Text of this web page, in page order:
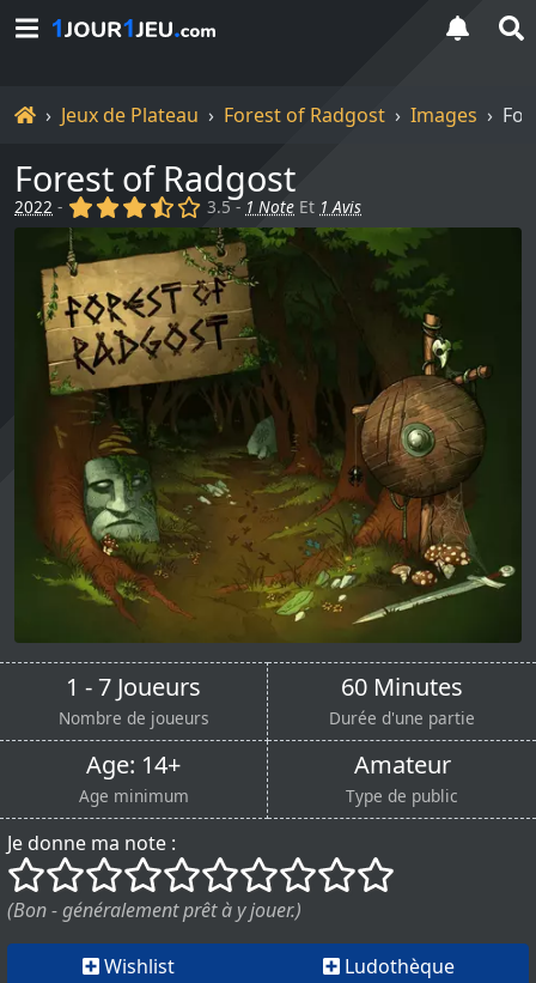
Accueil
Jeux de Plateau Forest of Radgost Images
Forest of Radgost
2022 - (x) (x) (x) (,) ()
3.5 - 1 Note Et 1 Avis
1 - 7 Joueurs
Nombre de joueurs
60 Minutes
Durée d'une partie
Age: 14+
Age minimum
Amateur
Type de public
Je donne ma note :
()
() () () () () () () ()
()
(Bon - généralement prêt à y jouer.)
Wishlist Ludothèque